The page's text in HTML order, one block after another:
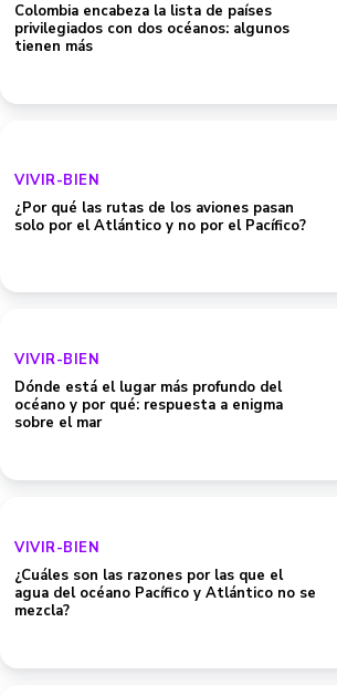
Colombia encabeza la lista de países
privilegiados con dos océanos: algunos
tienen más
VIVIR-BIEN
¿Por qué las rutas de los aviones pasan
solo por el Atlántico y no por el Pacífico?
VIVIR-BIEN
Dónde está el lugar más profundo del
océano y por qué: respuesta a enigma
sobre el mar
VIVIR-BIEN
¿Cuáles son las razones por las que el
agua del océano Pacífico y Atlántico no se
mezcla?